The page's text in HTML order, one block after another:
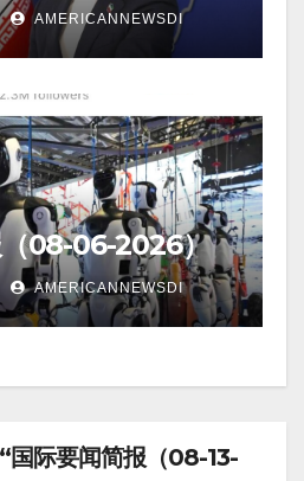
AMERICANNEWSDI
（08-06-2026）
AMERICANNEWSDI
际要闻简报（08-13-